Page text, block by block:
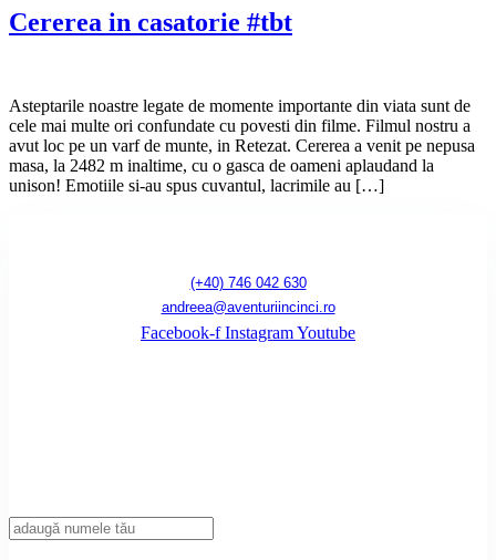
Cererea in casatorie #tbt
Asteptarile noastre legate de momente importante din viata sunt de
cele mai multe ori confundate cu povesti din filme. Filmul nostru a
avut loc pe un varf de munte, in Retezat. Cererea a venit pe nepusa
masa, la 2482 m inaltime, cu o gasca de oameni aplaudand la
unison! Emotiile si-au spus cuvantul, lacrimile au […]
(+40) 746 042 630
andreea@aventuriincinci.ro
Facebook-f InstagramYoutube